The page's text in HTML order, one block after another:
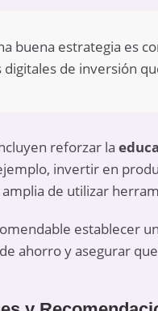
buena estrategia es
de inversión
reforzar la
invertir en
de utilizar
establecer
ahorro y asegurar